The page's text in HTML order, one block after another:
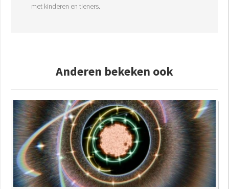
met kinderen en tieners.
Anderen bekeken ook